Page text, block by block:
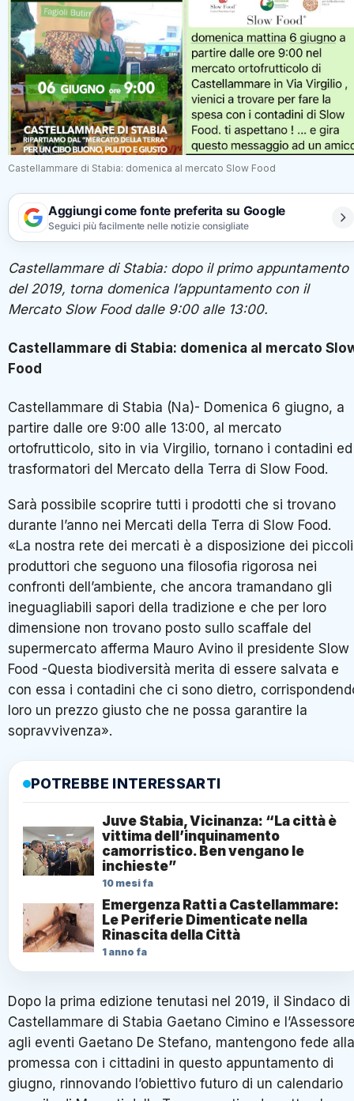
Castellammare di Stabia: domenica al mercato Slow Food
Aggiungi come fonte preferita su Google
Seguici più facilmente nelle notizie consigliate
Castellammare di Stabia: dopo il primo appuntamento
del 2019, torna domenica l’appuntamento con il
Mercato Slow Food dalle 9:00 alle 13:00.
Castellammare di Stabia: domenica al mercato
Food
Castellammare di Stabia (Na)- Domenica 6 giugno, a
partire dalle ore 9:00 alle 13:00, al mercato
ortofrutticolo, sito in via Virgilio, tornano i contadini
trasformatori del Mercato della Terra di Slow Food.
Sarà possibile scoprire tutti i prodotti che si trovano
durante l’anno nei Mercati della Terra di Slow Food.
«La nostra rete dei mercati è a disposizione dei piccoli
produttori che seguono una filosofia rigorosa nei
confronti dell’ambiente, che ancora tramandano gli
ineguagliabili sapori della tradizione e che per loro
dimensione non trovano posto sullo scaffale del
supermercato afferma Mauro Avino il presidente Slow
Food -Questa biodiversità merita di essere salvata e
con essa i contadini che ci sono dietro,
loro un prezzo giusto che ne possa garantire la
sopravvivenza».
POTREBBE INTERESSARTI
Juve Stabia, Vicinanza: “La città è
vittima dell’inquinamento
camorristico. Ben vengano le
inchieste”
10 mesi fa
Emergenza Ratti a Castellammare:
Le Periferie Dimenticate nella
Rinascita della Città
1 anno fa
Dopo la prima edizione tenutasi nel 2019, il Sindaco di
Castellammare di Stabia Gaetano Cimino e
agli eventi Gaetano De Stefano, mantengono fede alla
promessa con i cittadini in questo appuntamento di
giugno, rinnovando l’obiettivo futuro di un calendario